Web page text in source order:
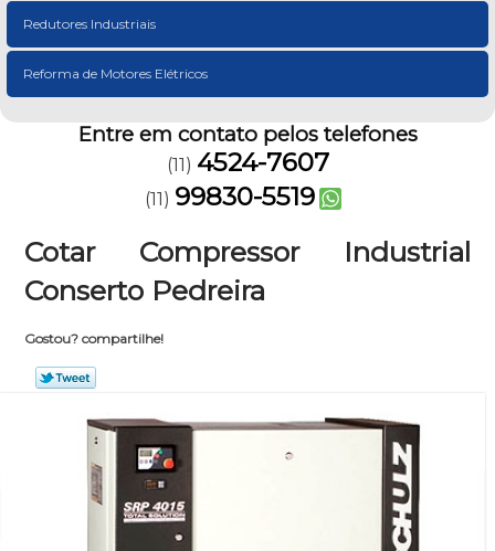
Redutores Industriais
Reforma de Motores Elétricos
Entre em contato pelos telefones
(11) 4524-7607
(11) 99830-5519
Cotar Compressor Industrial
Conserto Pedreira
Gostou? compartilhe!